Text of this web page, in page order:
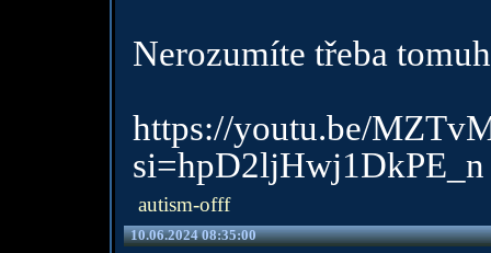
Nerozumíte třeba
https://youtu.be/
si=hpD2ljHwj1DkPE_n
autism-offf
10.06.2024 08:35:00